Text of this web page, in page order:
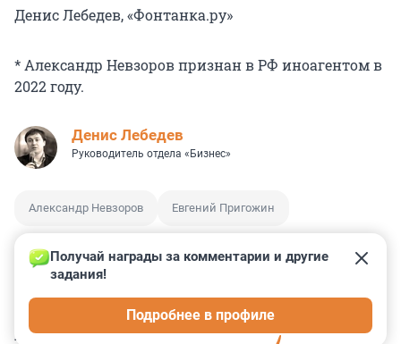
Денис Лебедев, «Фонтанка.ру»
* Александр Невзоров признан в РФ иноагентом в
2022 году.
Денис Лебедев
Руководитель отдела «Бизнес»
Александр Невзоров Евгений Пригожин
КОММЕНТАРИИ 145
Получай награды за комментарии и другие
задания!
Подробнее в профиле